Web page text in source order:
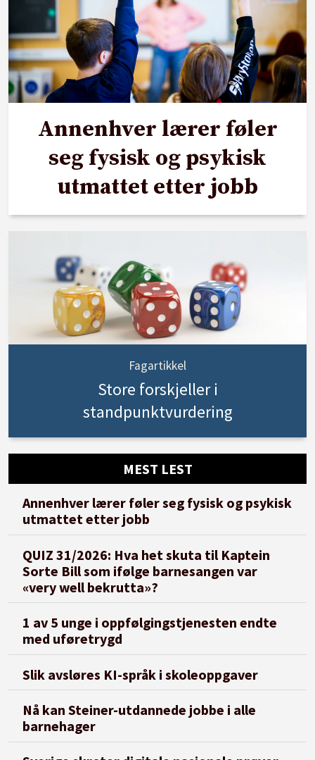
Annenhver lærer føler
seg fysisk og psykisk
utmattet etter jobb
Fagartikkel
Store forskjeller i
standpunktvurdering
MEST LEST
Annenhver lærer føler seg fysisk og psykisk
utmattet etter jobb
QUIZ 31/2026: Hva het skuta til Kaptein
Sorte Bill som ifølge barnesangen var
«very well bekrutta»?
1 av 5 unge i oppfølgingstjenesten endte
med uføretrygd
Slik avsløres KI-språk i skoleoppgaver
Nå kan Steiner-utdannede jobbe i alle
barnehager